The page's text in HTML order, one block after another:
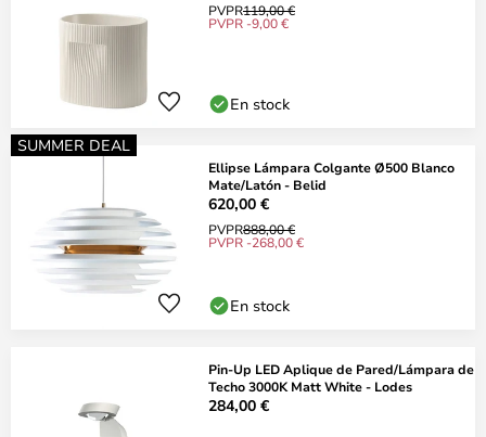
PVPR119,00 €
PVPR -9,00 €
En stock
SUMMER DEAL
Ellipse Lámpara Colgante Ø500 Blanco
Mate/Latón - Belid
620,00 €
PVPR888,00 €
PVPR -268,00 €
En stock
Pin-Up LED Aplique de Pared/Lámpara de
Techo 3000K Matt White - Lodes
284,00 €